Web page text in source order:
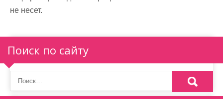
не несет.
Поиск по сайту